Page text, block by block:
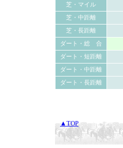
芝・マイル
芝・中距離
芝・長距離
ダート・総 合
ダート・短距離
ダート・中距離
ダート・長距離
▲TOP